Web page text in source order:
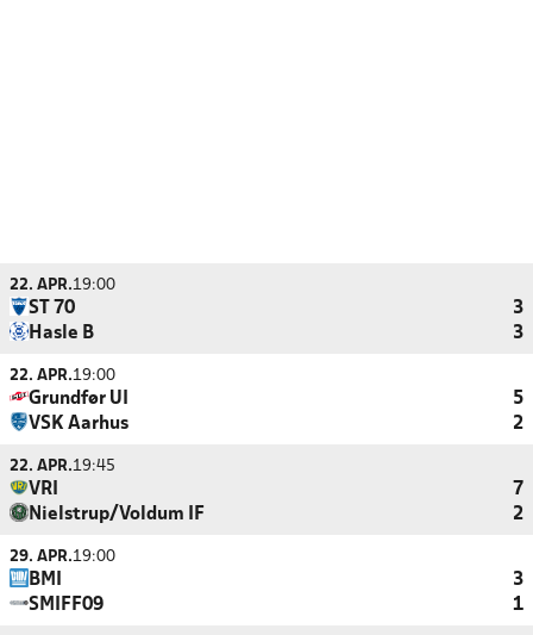
22. APR.19:00
ST 70
3
Hasle B
3
22. APR.19:00
Grundfør UI
5
VSK Aarhus
2
22. APR.19:45
VRI
7
Nielstrup/Voldum IF
2
29. APR.19:00
BMI
3
SMIFF09
1